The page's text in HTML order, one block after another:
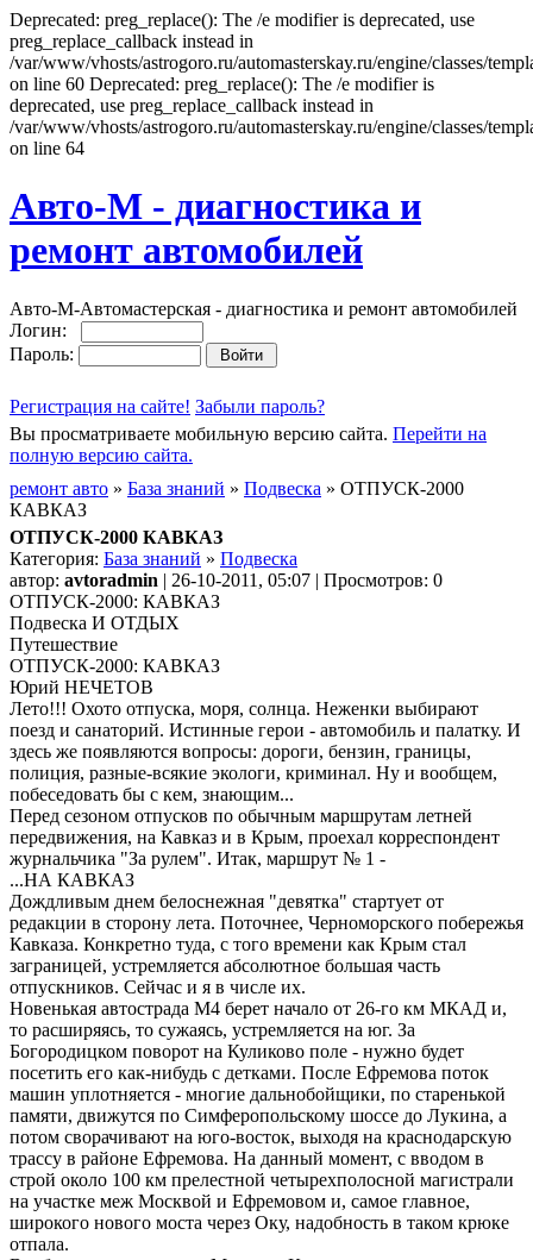
Deprecated: preg_replace(): The /e modifier is deprecated, use
preg_replace_callback instead in
/var/www/vhosts/astrogoro.ru/automasterskay.ru/engine/classes/
on line 60 Deprecated: preg_replace(): The /e modifier is
deprecated, use preg_replace_callback instead in
/var/www/vhosts/astrogoro.ru/automasterskay.ru/engine/classes/
on line 64
Авто-М - диагностика и
ремонт автомобилей
Авто-М-Автомастерская - диагностика и ремонт автомобилей
Логин:
Пароль:
Регистрация на сайте! Забыли пароль?
Вы просматриваете мобильную версию сайта. Перейти на
полную версию сайта.
ремонт авто » База знаний » Подвеска » ОТПУСК-2000
КАВКАЗ
ОТПУСК-2000 КАВКАЗ
Категория: База знаний » Подвеска
автор: avtoradmin | 26-10-2011, 05:07 | Просмотров: 0
ОТПУСК-2000: КАВКАЗ
Подвеска И ОТДЫХ
Путешествие
ОТПУСК-2000: КАВКАЗ
Юрий НЕЧЕТОВ
Лето!!! Охото отпуска, моря, солнца. Неженки выбирают
поезд и санаторий. Истинные герои - автомобиль и палатку. И
здесь же появляются вопросы: дороги, бензин, границы,
полиция, разные-всякие экологи, криминал. Ну и вообщем,
побеседовать бы с кем, знающим...
Перед сезоном отпусков по обычным маршрутам летней
передвижения, на Кавказ и в Крым, проехал корреспондент
журнальчика "За рулем". Итак, маршрут № 1 -
...НА КАВКАЗ
Дождливым днем белоснежная "девятка" стартует от
редакции в сторону лета. Поточнее, Черноморского побережья
Кавказа. Конкретно туда, с того времени как Крым стал
заграницей, устремляется абсолютное большая часть
отпускников. Сейчас и я в числе их.
Новенькая автострада М4 берет начало от 26-го км МКАД и,
то расширяясь, то сужаясь, устремляется на юг. За
Богородицком поворот на Куликово поле - нужно будет
посетить его как-нибудь с детками. После Ефремова поток
машин уплотняется - многие дальнобойщики, по старенькой
памяти, движутся по Симферопольскому шоссе до Лукина, а
потом сворачивают на юго-восток, выходя на краснодарскую
трассу в районе Ефремова. На данный момент, с вводом в
строй около 100 км прелестной четырехполосной магистрали
на участке меж Москвой и Ефремовом и, самое главное,
широкого нового моста через Оку, надобность в таком крюке
отпала.